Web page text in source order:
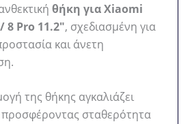
θήκη για Xiaomi
8 Pro 11.2″, σχεδιασμένη για
και άνετη
της θήκης αγκαλιάζει
σταθερότητα